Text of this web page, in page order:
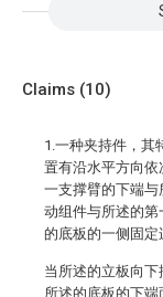
Claims (10)
1.一种夹持件，其
置有沿水平方向
一支撑臂的下端
动组件与所述的
的底板的一侧固定
当所述的立板向下
所述的底板的下端